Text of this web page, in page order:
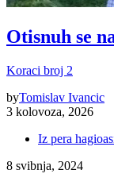
Otisnuh se
Koraci broj 2
byTomislav Ivancic
3 kolovoza, 2026
Iz pera
8 svibnja, 2024